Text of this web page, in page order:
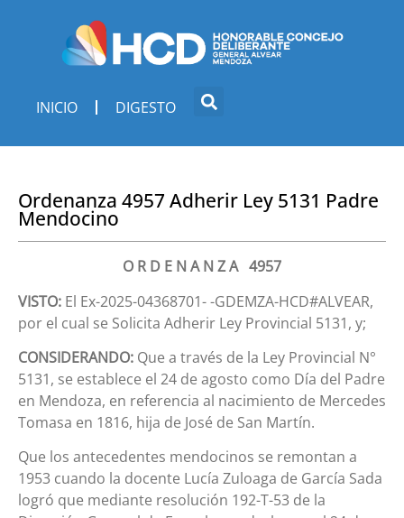
INICIO DIGESTO
Ordenanza 4957 Adherir Ley 5131 Padre
Mendocino
O R D E N A N Z A 4957
VISTO: El Ex-2025-04368701- -GDEMZA-HCD#ALVEAR,
por el cual se Solicita Adherir Ley Provincial 5131, y;
CONSIDERANDO: Que a través de la Ley Provincial N°
5131, se establece el 24 de agosto como Día del Padre
en Mendoza, en referencia al nacimiento de Mercedes
Tomasa en 1816, hija de José de San Martín.
Que los antecedentes mendocinos se remontan a
1953 cuando la docente Lucía Zuloaga de García Sada
logró que mediante resolución 192-T-53 de la